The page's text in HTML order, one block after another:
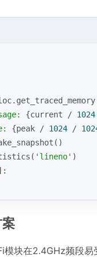
{current / 1024
{peak / 1024 /
'lineno' )
块在2.4GHz频段易